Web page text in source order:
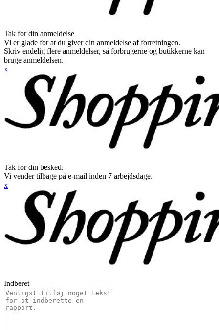
Tak for din anmeldelse
Vi er glade for at du giver din anmeldelse af forretningen.
Skriv endelig flere anmeldelser, så forbrugerne og butikkerne kan
bruge anmeldelsen.
x
Tak for din besked.
Vi vender tilbage på e-mail inden 7 arbejdsdage.
x
Indberet